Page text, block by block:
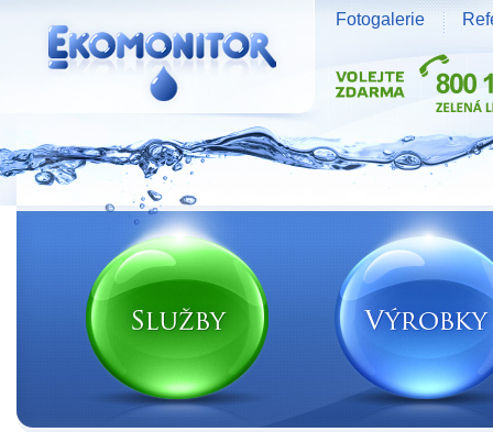
Vodní zdroje Ekomonitor spol. s r.o.
Fotogalerie